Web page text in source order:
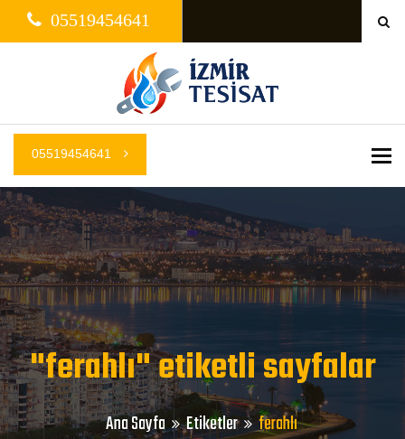
05519454641
05519454641
"ferahlı" etiketli sayfalar
Ana Sayfa Etiketler ferahlı